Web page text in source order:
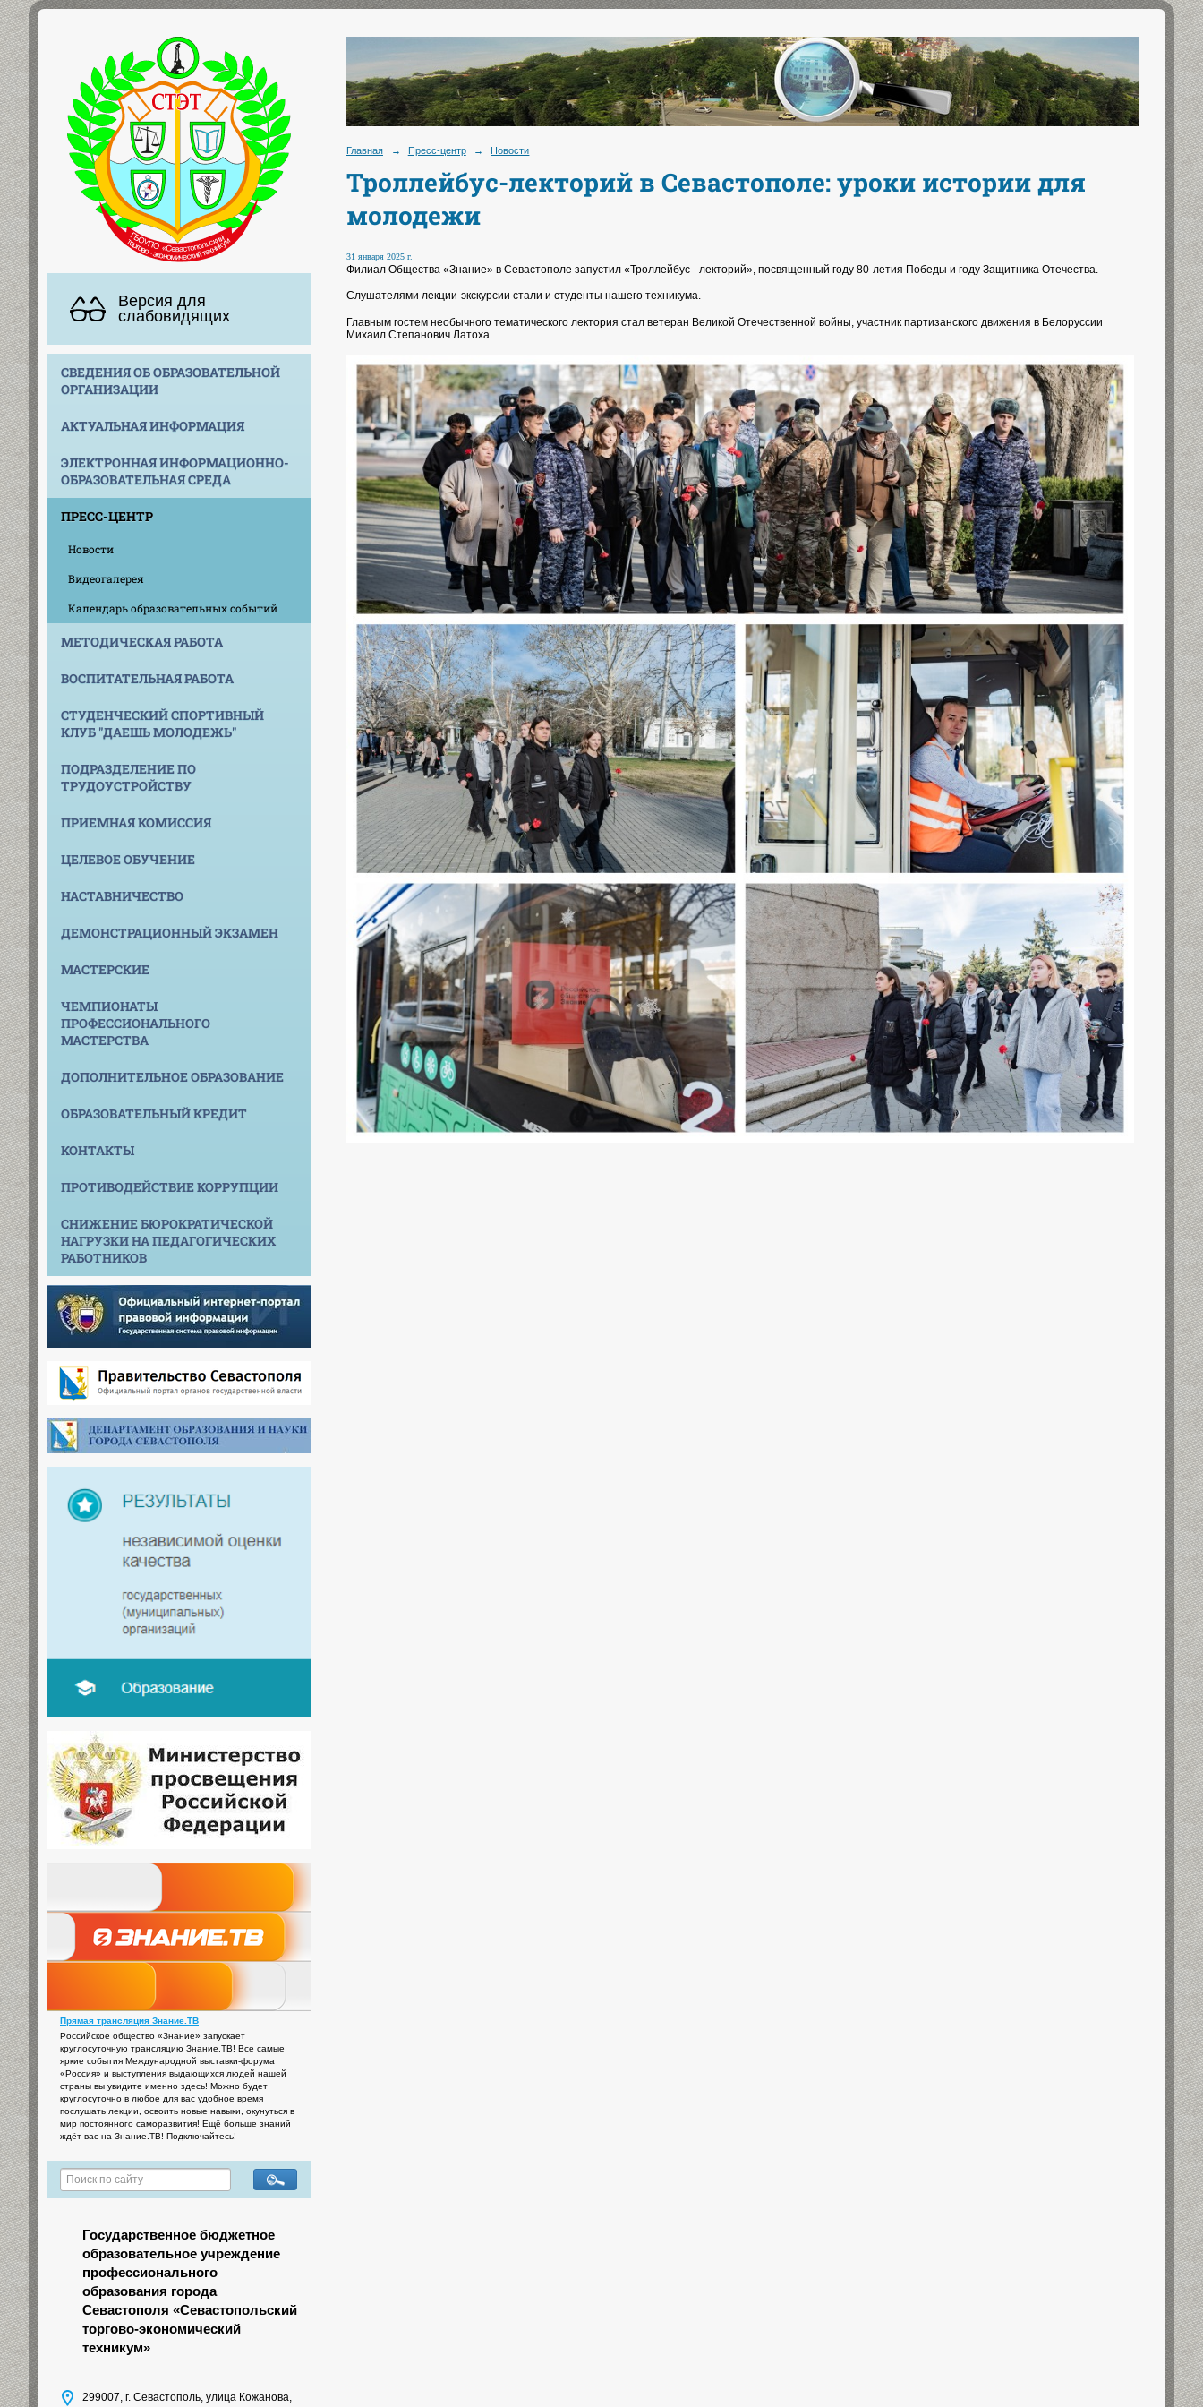
Версия для
слабовидящих
СВЕДЕНИЯ ОБ ОБРАЗОВАТЕЛЬНОЙ
ОРГАНИЗАЦИИ
АКТУАЛЬНАЯ ИНФОРМАЦИЯ
ЭЛЕКТРОННАЯ ИНФОРМАЦИОННО-
ОБРАЗОВАТЕЛЬНАЯ СРЕДА
ПРЕСС-ЦЕНТР
Новости
Видеогалерея
Календарь образовательных событий
МЕТОДИЧЕСКАЯ РАБОТА
ВОСПИТАТЕЛЬНАЯ РАБОТА
СТУДЕНЧЕСКИЙ СПОРТИВНЫЙ
КЛУБ "ДАЕШЬ МОЛОДЕЖЬ"
ПОДРАЗДЕЛЕНИЕ ПО
ТРУДОУСТРОЙСТВУ
ПРИЕМНАЯ КОМИССИЯ
ЦЕЛЕВОЕ ОБУЧЕНИЕ
НАСТАВНИЧЕСТВО
ДЕМОНСТРАЦИОННЫЙ ЭКЗАМЕН
МАСТЕРСКИЕ
ЧЕМПИОНАТЫ
ПРОФЕССИОНАЛЬНОГО
МАСТЕРСТВА
ДОПОЛНИТЕЛЬНОЕ ОБРАЗОВАНИЕ
ОБРАЗОВАТЕЛЬНЫЙ КРЕДИТ
КОНТАКТЫ
ПРОТИВОДЕЙСТВИЕ КОРРУПЦИИ
СНИЖЕНИЕ БЮРОКРАТИЧЕСКОЙ
НАГРУЗКИ НА ПЕДАГОГИЧЕСКИХ
РАБОТНИКОВ
Прямая трансляция Знание.ТВ
Российское общество «Знание» запускает
круглосуточную трансляцию Знание.ТВ! Все самые
яркие события Международной выставки-форума
«Россия» и выступления выдающихся людей нашей
страны вы увидите именно здесь! Можно будет
круглосуточно в любое для вас удобное время
послушать лекции, освоить новые навыки, окунуться в
мир постоянного саморазвития! Ещё больше знаний
ждёт вас на Знание.ТВ! Подключайтесь!
Государственное бюджетное
образовательное учреждение
профессионального
образования города
Севастополя «Севастопольский
торгово-экономический
техникум»
299007, г. Севастополь, улица Кожанова,
Главная → Пресс-центр → Новости
Троллейбус-лекторий в Севастополе: уроки истории для
молодежи
31 января 2025 г.
Филиал Общества «Знание» в Севастополе запустил «Троллейбус - лекторий», посвященный году 80-летия Победы и году Защитника Отечества.
Слушателями лекции-экскурсии стали и студенты нашего техникума.
Главным гостем необычного тематического лектория стал ветеран Великой Отечественной войны, участник партизанского движения в Белоруссии
Михаил Степанович Латоха.